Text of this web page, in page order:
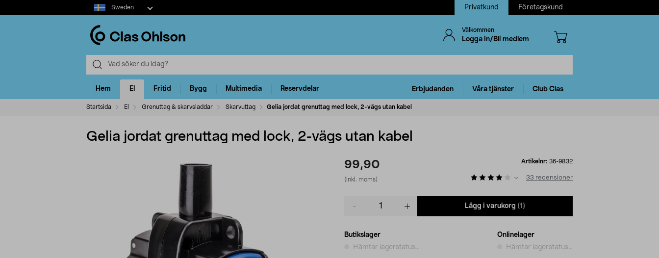
Select
market
Sweden Privatkund Företagskund
Välkommen
Logga in/Bli medlem
Hem El Fritid Bygg Multimedia Reservdelar Erbjudanden Våra tjänster Club Clas
Startsida El Grenuttag & skarvsladdar Skarvuttag Gelia jordat grenuttag med lock, 2-vägs utan kabel
Gelia jordat grenuttag med lock, 2-vägs utan kabel
99,90
(inkl. moms)
Artikelnr: 36-9832
33 recensioner
Lägg i varukorg (1)
Butikslager
Hämtar lagerstatus...
Onlinelager
Hämtar lagerstatus...